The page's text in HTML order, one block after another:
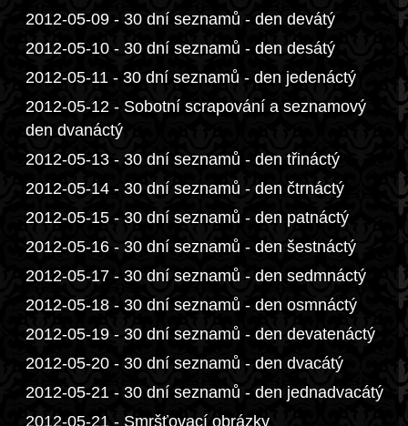
2012-05-09 - 30 dní seznamů - den devátý
2012-05-10 - 30 dní seznamů - den desátý
2012-05-11 - 30 dní seznamů - den jedenáctý
2012-05-12 - Sobotní scrapování a seznamový
den dvanáctý
2012-05-13 - 30 dní seznamů - den třináctý
2012-05-14 - 30 dní seznamů - den čtrnáctý
2012-05-15 - 30 dní seznamů - den patnáctý
2012-05-16 - 30 dní seznamů - den šestnáctý
2012-05-17 - 30 dní seznamů - den sedmnáctý
2012-05-18 - 30 dní seznamů - den osmnáctý
2012-05-19 - 30 dní seznamů - den devatenáctý
2012-05-20 - 30 dní seznamů - den dvacátý
2012-05-21 - 30 dní seznamů - den jednadvacátý
2012-05-21 - Smršťovací obrázky